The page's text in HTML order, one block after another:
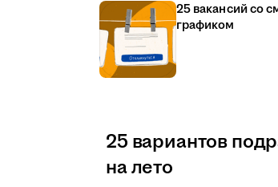
25 вакансий со
графиком
25 вариантов
на лето